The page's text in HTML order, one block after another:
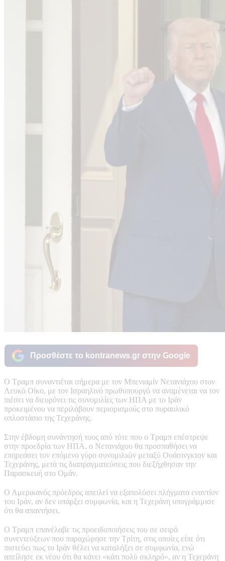
Προσθέστε το kontranews.gr στην Google
Ο Τραμπ συναντιέται σήμερα με τον Μπενιαμίν Νετανιάχου στον
Λευκό Οίκο, με τον Ισραηλινό πρωθυπουργό να αναμένεται να τον
πιέσει να διευρύνει τις συνομιλίες των ΗΠΑ με το Ιράν
προκειμένου να περιλάβουν περιορισμούς στο πυραυλικό
οπλοστάσιο της Τεχεράνης.
Στην έβδομη συνάντησή τους από τότε που ο Τραμπ επέστρεψε
στην προεδρία των ΗΠΑ, ο Νετανιάχου θα προσπαθήσει να
επηρεάσει τον επόμενο γύρο συνομιλιών μεταξύ Ουάσινγκτον και
Τεχεράνης, μετά τις διαπραγματεύσεις που διεξήχθησαν την
Παρασκευή στο Ομάν.
Ο Αμερικανός πρόεδρος απειλεί να εξαπολύσει πλήγματα εναντίον
του Ιράν, αν δεν υπάρξει συμφωνία, και η Τεχεράνη υπογράμμισε
ότι θα απαντήσει.
Ο Τραμπ επανέλαβε τις προειδοποιήσεις του σε σειρά
συνεντεύξεων που παραχώρησε την Τρίτη, στις οποίες είπε ότι
πιστεύει πως το Ιράν θέλει να καταλήξει σε συμφωνία, ενώ
απείλησε εκ νέου ότι θα κάνει «κάτι πολύ σκληρό», αν η Τεχεράνη